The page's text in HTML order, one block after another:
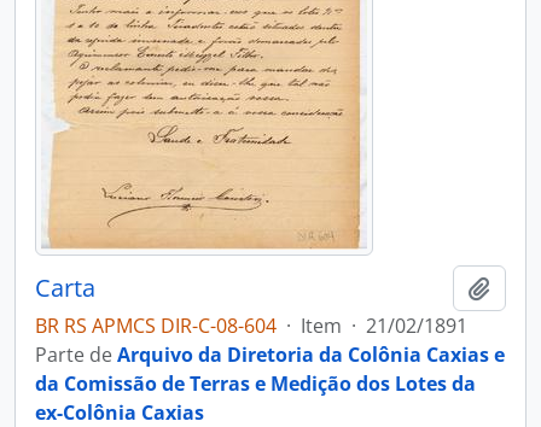
Carta
BR RS APMCS DIR-C-08-604 · Item · 21/02/1891
Parte deArquivo da Diretoria da Colônia Caxias e
da Comissão de Terras e Medição dos Lotes da
ex-Colônia Caxias